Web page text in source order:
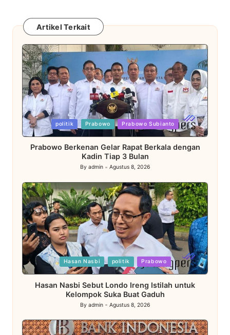
Artikel Terkait
Posted
in
politik Prabowo Prabowo Subianto
Prabowo Berkenan Gelar Rapat Berkala dengan
Kadin Tiap 3 Bulan
Posted
By admin Agustus 8, 2026
Posted
in
Hasan Nasbi politik Prabowo
Hasan Nasbi Sebut Londo Ireng Istilah untuk
Kelompok Suka Buat Gaduh
Posted
by
By admin Agustus 8, 2026